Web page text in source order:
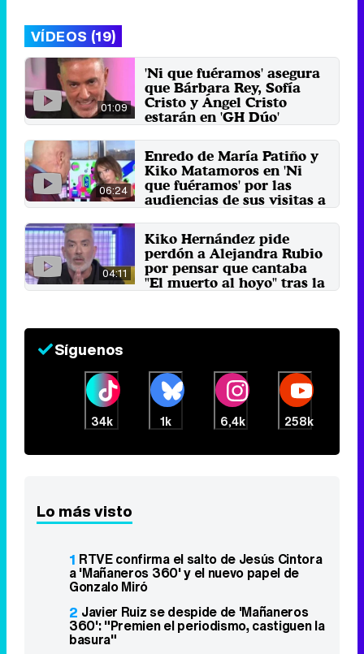
VÍDEOS (19)
01:09
'Ni que fuéramos' asegura
que Bárbara Rey, Sofía
Cristo y Ángel Cristo
estarán en 'GH Dúo'
06:24
Enredo de María Patiño y
Kiko Matamoros en 'Ni
que fuéramos' por las
audiencias de sus visitas a
20 de noviembre 2024
04:11
Kiko Hernández pide
perdón a Alejandra Rubio
por pensar que cantaba
"El muerto al hoyo" tras la
Síguenos
34k 1k 6,4k 258k
Lo más visto
1 RTVE confirma el salto de Jesús Cintora
a 'Mañaneros 360' y el nuevo papel de
Gonzalo Miró
2 Javier Ruiz se despide de 'Mañaneros
360': "Premien el periodismo, castiguen la
basura"